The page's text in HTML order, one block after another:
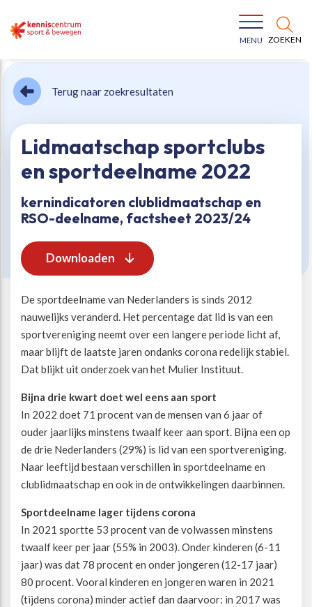
ZOEKEN
MENU
Terug naar zoekresultaten
Lidmaatschap sportclubs
en sportdeelname 2022
kernindicatoren clublidmaatschap en
RSO-deelname, factsheet 2023/24
Downloaden
De sportdeelname van Nederlanders is sinds 2012
nauwelijks veranderd. Het percentage dat lid is van een
sportvereniging neemt over een langere periode licht af,
maar blijft de laatste jaren ondanks corona redelijk stabiel.
Dat blijkt uit onderzoek van het Mulier Instituut.
Bijna drie kwart doet wel eens aan sport
In 2022 doet 71 procent van de mensen van 6 jaar of
ouder jaarlijks minstens twaalf keer aan sport. Bijna een op
de drie Nederlanders (29%) is lid van een sportvereniging.
Naar leeftijd bestaan verschillen in sportdeelname en
clublidmaatschap en ook in de ontwikkelingen daarbinnen.
Sportdeelname lager tijdens corona
In 2021 sportte 53 procent van de volwassen minstens
twaalf keer per jaar (55% in 2003). Onder kinderen (6-11
jaar) was dat 78 procent en onder jongeren (12-17 jaar)
80 procent. Vooral kinderen en jongeren waren in 2021
(tijdens corona) minder actief dan daarvoor: in 2017 was
Bewegen voor een gezonde leefstijl
Jeugd in beweging
Vitaal ouder worden
Maatschappelijke waarde
Beweegvriendelijke omgeving
Paralympische topsport
Esports, gaming en gamification
Alle thema’s
Onze missie
Onze werkwijze
Organisatie
Werken bij